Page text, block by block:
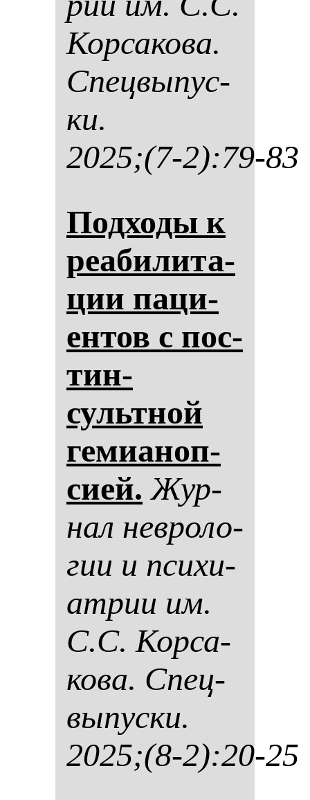
Кор­са­ко­ва.
Спец­вы­пус­
ки.
2025;(7-2):79-83
Под­хо­ды к
ре­аби­ли­та­
ции па­ци­
ен­тов с пос­
тин­
сультной
ге­ми­аноп­
си­ей. Жур­
нал нев­ро­ло­
гии и пси­хи­
ат­рии им.
С.С. Кор­са­
ко­ва. Спец­
вы­пус­ки.
2025;(8-2):20-25